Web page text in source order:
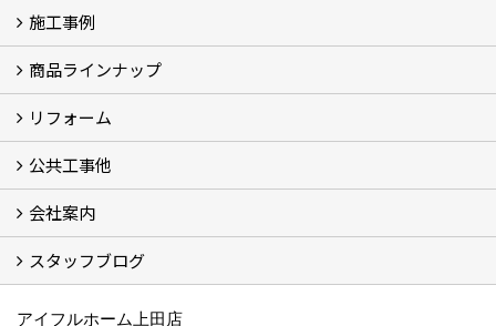
イベント予告
過去のイベント
施工事例
フォトギャラリー
モデルハウス (7)
現場レポート
完工事例
お客様の声
商品ラインナップ
商品ラインアップ一覧
FAVO（フェイボ）【自由設計】
Lodina（ロディナ）【規格住宅】
全館空調システム
リフォーム
コンセプト (2)
選ばれる理由
施工実例（フォトギャラリー）
公共工事他
建築工事 実績
土木工事 実績
一般建築(別荘)
公共工事部スタッフ紹介
会社案内
社長挨拶
会社概要
採用情報
アクセス
スタッフ紹介
スタッフブログ
資格取得一覧
プライバシーポリシー
地域貢献 (3)
スタッフブログ
アイフルホーム上田店